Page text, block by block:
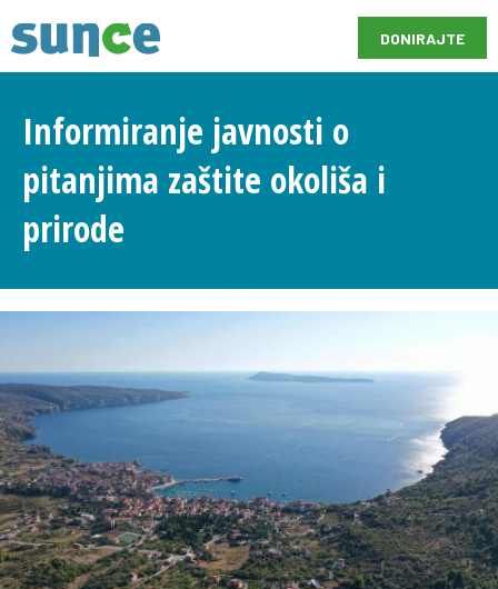
DONIRAJTE
Informiranje javnosti o
pitanjima zaštite okoliša i
prirode